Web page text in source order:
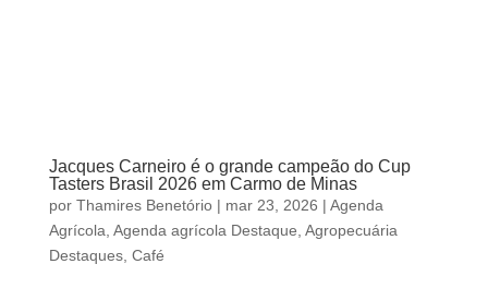
Jacques Carneiro é o grande campeão do Cup
Tasters Brasil 2026 em Carmo de Minas
por Thamires Benetório| mar 23, 2026 | Agenda
Agrícola Agenda agrícola Destaque Agropecuária
Destaques, Café